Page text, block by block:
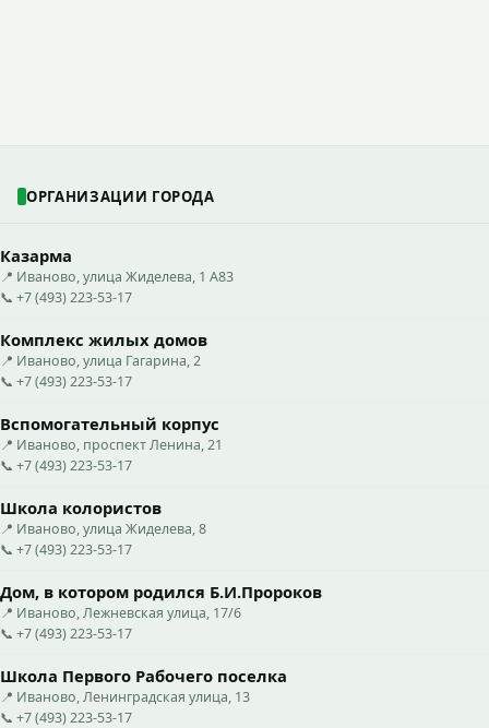
ОРГАНИЗАЦИИ ГОРОДА
Казарма
📍 Иваново, улица Жиделева, 1 А83
📞 +7 (493) 223-53-17
Комплекс жилых домов
📍 Иваново, улица Гагарина, 2
📞 +7 (493) 223-53-17
Вспомогательный корпус
📍 Иваново, проспект Ленина, 21
📞 +7 (493) 223-53-17
Школа колористов
📍 Иваново, улица Жиделева, 8
📞 +7 (493) 223-53-17
Дом, в котором родился Б.И.Пророков
📍 Иваново, Лежневская улица, 17/6
📞 +7 (493) 223-53-17
Школа Первого Рабочего поселка
📍 Иваново, Ленинградская улица, 13
📞 +7 (493) 223-53-17